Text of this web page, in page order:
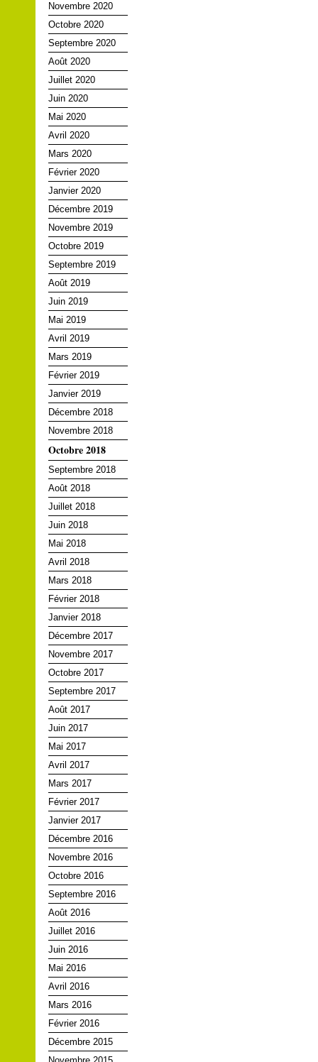
Novembre 2020
Octobre 2020
Septembre 2020
Août 2020
Juillet 2020
Juin 2020
Mai 2020
Avril 2020
Mars 2020
Février 2020
Janvier 2020
Décembre 2019
Novembre 2019
Octobre 2019
Septembre 2019
Août 2019
Juin 2019
Mai 2019
Avril 2019
Mars 2019
Février 2019
Janvier 2019
Décembre 2018
Novembre 2018
Octobre 2018
Septembre 2018
Août 2018
Juillet 2018
Juin 2018
Mai 2018
Avril 2018
Mars 2018
Février 2018
Janvier 2018
Décembre 2017
Novembre 2017
Octobre 2017
Septembre 2017
Août 2017
Juin 2017
Mai 2017
Avril 2017
Mars 2017
Février 2017
Janvier 2017
Décembre 2016
Novembre 2016
Octobre 2016
Septembre 2016
Août 2016
Juillet 2016
Juin 2016
Mai 2016
Avril 2016
Mars 2016
Février 2016
Décembre 2015